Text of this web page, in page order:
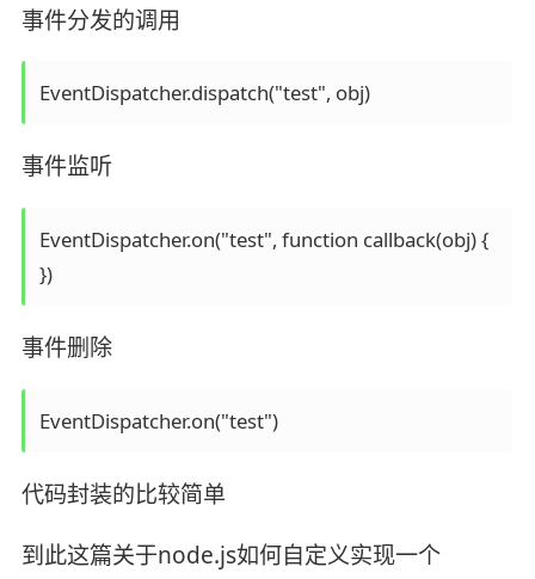
事件分发的调用
EventDispatcher.dispatch("test", obj)
事件监听
EventDispatcher.on("test", function callback(obj) {
})
事件删除
EventDispatcher.on("test")
代码封装的比较简单
到此这篇关于node.js如何自定义实现一个